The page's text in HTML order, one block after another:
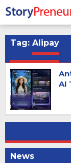
to
content
Tag: Alipay
AI
News